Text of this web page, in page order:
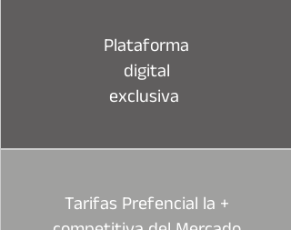
Plataforma
digital
exclusiva
Tarifas Prefencial la +